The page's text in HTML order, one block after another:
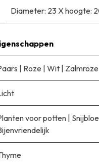
Diameter: 23 X hoogte:
| Roze | Wit | Zalmroze
voor potten |